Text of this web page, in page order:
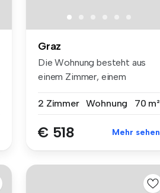
Graz
Die Wohnung besteht aus
einem Zimmer, einem
2 Zimmer
Wohnung 70 m²
€ 518 Mehr sehen